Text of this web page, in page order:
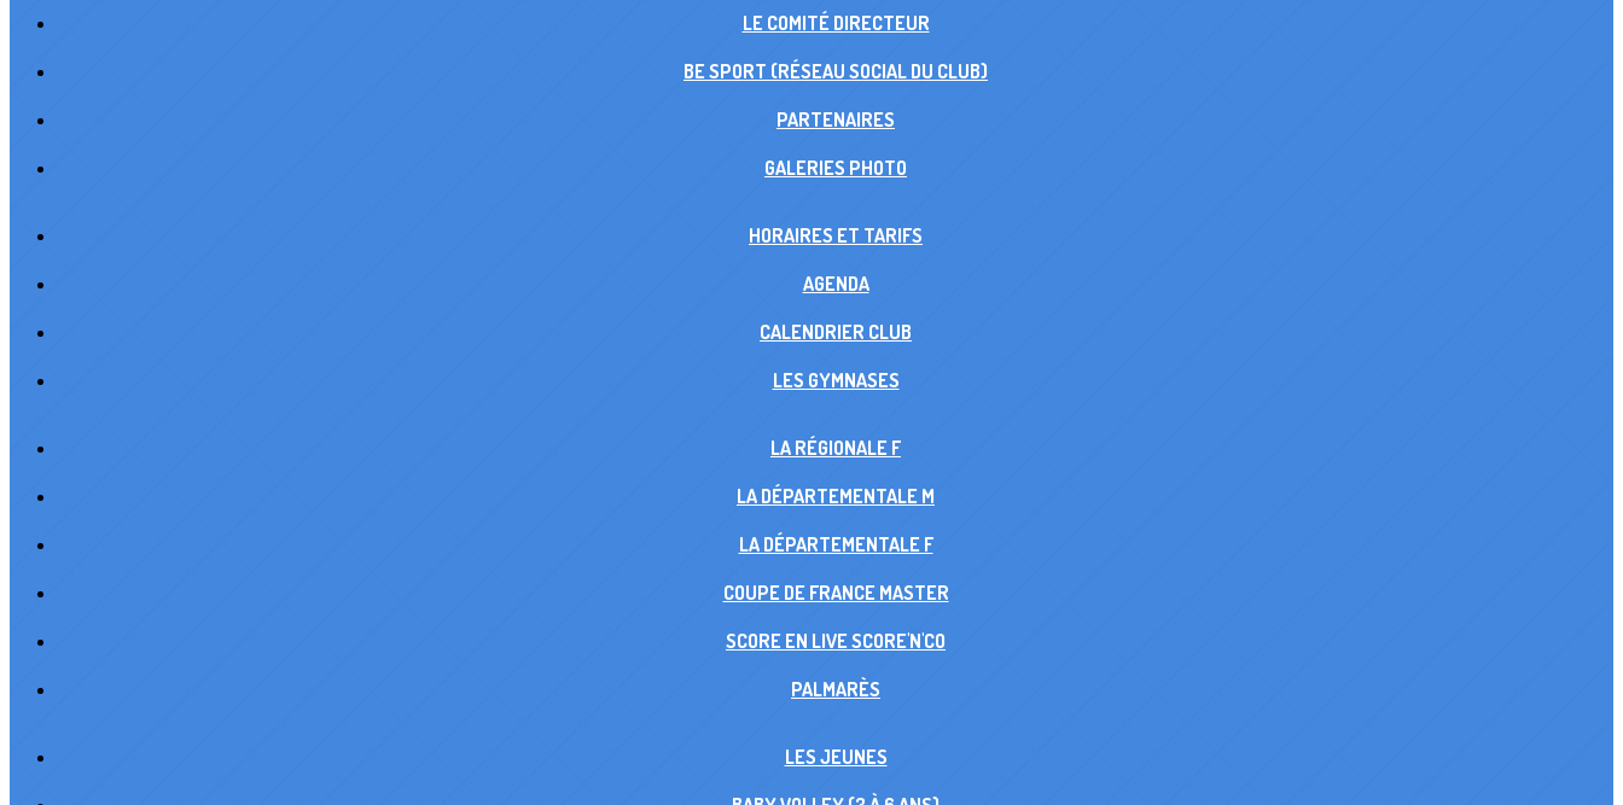
LE COMITÉ DIRECTEUR
BE SPORT (RÉSEAU SOCIAL DU CLUB)
PARTENAIRES
GALERIES PHOTO
HORAIRES ET TARIFS
AGENDA
CALENDRIER CLUB
LES GYMNASES
LA RÉGIONALE F
LA DÉPARTEMENTALE M
LA DÉPARTEMENTALE F
COUPE DE FRANCE MASTER
SCORE EN LIVE SCORE'N'CO
PALMARÈS
LES JEUNES